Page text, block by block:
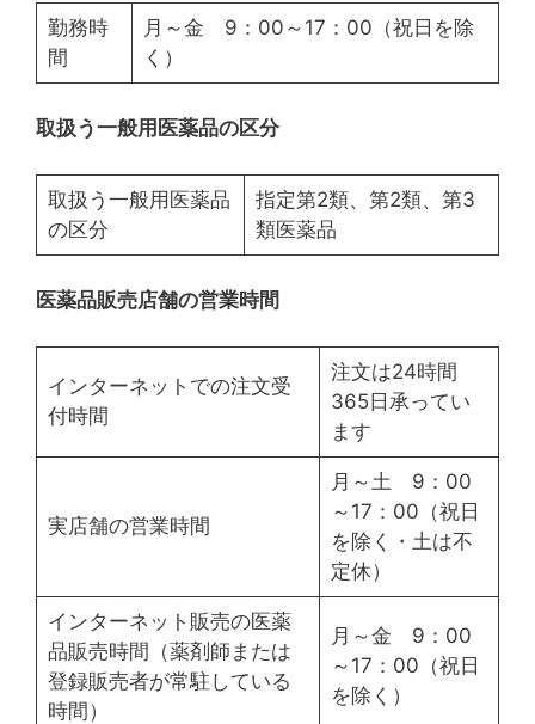
勤務時
間
月～金 9：00～17：00（祝日を除
く）
取扱う一般用医薬品の区分
取扱う一般用医薬品
の区分
指定第2類、第2類、第3
類医薬品
医薬品販売店舗の営業時間
インターネットでの注文受
付時間
注文は24時間
365日承ってい
ます
実店舗の営業時間
月～土 9：00
～17：00（祝日
を除く・土は不
定休）
インターネット販売の医薬
品販売時間（薬剤師または
登録販売者が常駐している
時間）
月～金 9：00
～17：00（祝日
を除く）